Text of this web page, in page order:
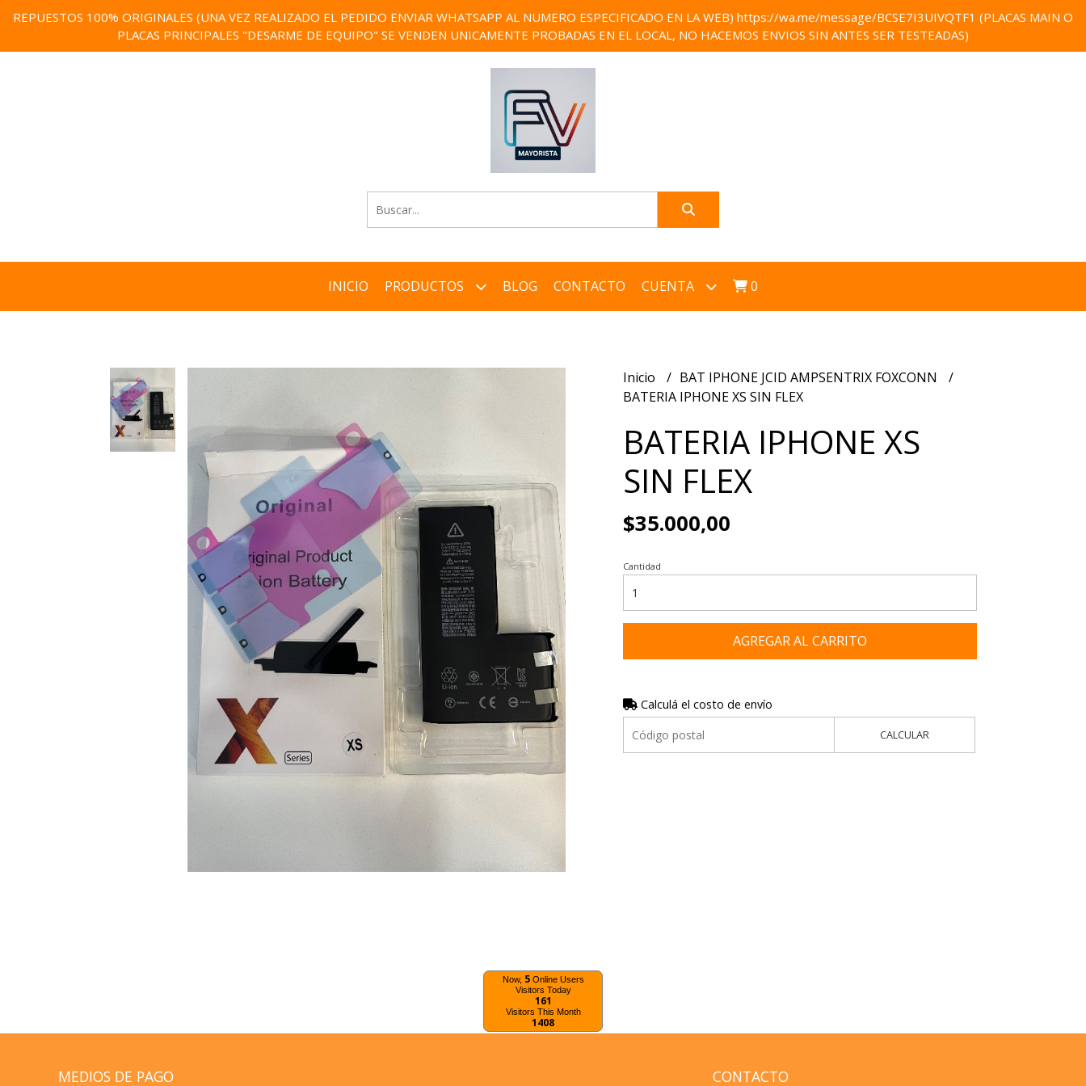
REPUESTOS 100% ORIGINALES (UNA VEZ REALIZADO EL PEDIDO ENVIAR WHATSAPP AL NUMERO ESPECIFICADO EN LA WEB) https://wa.me/message/BCSE7I3UIVQTF1 (PLACAS MAIN O
PLACAS PRINCIPALES "DESARME DE EQUIPO" SE VENDEN UNICAMENTE PROBADAS EN EL LOCAL, NO HACEMOS ENVIOS SIN ANTES SER TESTEADAS)
INICIO PRODUCTOS BLOG CONTACTO CUENTA 0
Inicio
BAT IPHONE JCID AMPSENTRIX FOXCONN
BATERIA IPHONE XS SIN FLEX
BATERIA IPHONE XS
SIN FLEX
$35.000,00
Cantidad
AGREGAR AL CARRITO
Calculá el costo de envío
CALCULAR
Now, 5Online Users
Visitors Today
161
Visitors This Month
1408
MEDIOS DE PAGO CONTACTO